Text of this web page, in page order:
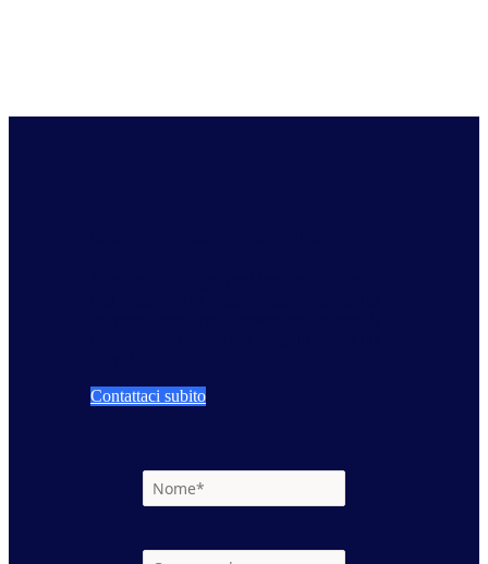
Contattaci subito